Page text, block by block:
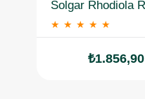
★ ★ ★ ★ ★
₺1.856,90